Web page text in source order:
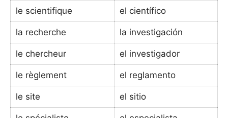
le scientifique el científico
la recherche la investigación
le chercheur el investigador
le règlement el reglamento
le site el sitio